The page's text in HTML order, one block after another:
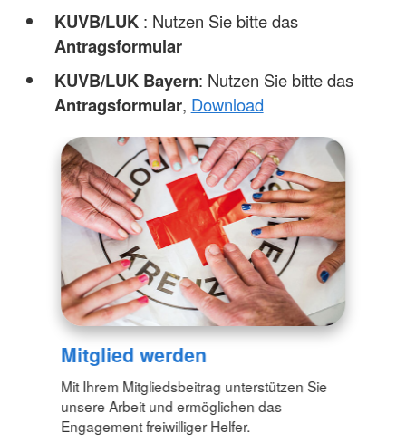
KUVB/LUK : Nutzen Sie bitte das
Antragsformular
KUVB/LUK Bayern: Nutzen Sie bitte das
Antragsformular, Download
Mitglied werden
Mit Ihrem Mitgliedsbeitrag unterstützen Sie
unsere Arbeit und ermöglichen das
Engagement freiwilliger Helfer.